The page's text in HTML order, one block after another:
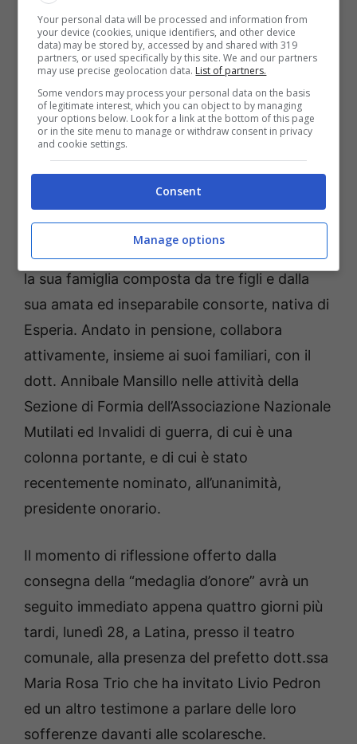
impegnate alla realizzazione di opere in
muratura a difesa della fabbrica. Nell’aprile del
1945, approssimandosi l’arrivo delle truppe
russe, riesce a fuggire e, dopo 800 chilometri
percorsi a piedi seguendo i corsi d’acqua e
nascondendosi nei boschi per non essere
nuovamente arrestato dai Tedeschi, ritorna a
successivamente, in un altoforno. Assunto in
ferrovia, si trasferisce a Formia nel 1963 con
la sua famiglia composta da tre figli e dalla
sua amata ed inseparabile consorte, nativa di
Esperia. Andato in pensione, collabora
attivamente, insieme ai suoi familiari, con il
dott. Annibale Mansillo nelle attività della
Sezione di Formia dell’Associazione Nazionale
Mutilati ed Invalidi di guerra, di cui è una
colonna portante, e di cui è stato
recentemente nominato, all’unanimità,
presidente onorario.
Il momento di riflessione offerto dalla
consegna della “medaglia d’onore” avrà un
seguito immediato appena quattro giorni più
tardi, lunedì 28, a Latina, presso il teatro
comunale, alla presenza del prefetto dott.ssa
Maria Rosa Trio che ha invitato Livio Pedron
ed un altro testimone a parlare delle loro
sofferenze davanti alle scolaresche.
Your personal data will be processed and information from
your device (cookies, unique identifiers, and other device
data) may be stored by, accessed by and shared with 319
partners, or used specifically by this site. We and our partners
may use precise geolocation data. List of partners.
Some vendors may process your personal data on the basis
of legitimate interest, which you can object to by managing
your options below. Look for a link at the bottom of this page
or in the site menu to manage or withdraw consent in privacy
and cookie settings.
Consent
Manage options